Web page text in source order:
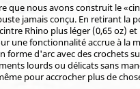
que nous avons construit le
jamais conçu. En retirant la
Rhino plus léger (0,65 oz)
une fonctionnalité accrue à la
forme d'arc avec des crochets
lourds ou délicats sans
pour accrocher plus de